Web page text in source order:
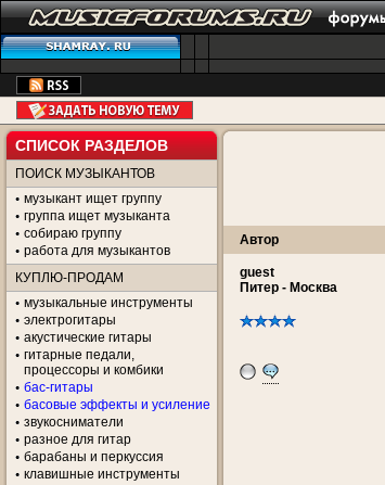
СПИСОК РАЗДЕЛОВ
ПОИСК МУЗЫКАНТОВ
музыкант ищет группу
группа ищет музыканта
собираю группу
работа для музыкантов
КУПЛЮ-ПРОДАМ
музыкальные инструменты
электрогитары
акустические гитары
гитарные педали,
процессоры и комбики
бас-гитары
басовые эффекты и усиление
звукосниматели
разное для гитар
барабаны и перкуссия
клавишные инструменты
Автор
guеst
Питер - Москва